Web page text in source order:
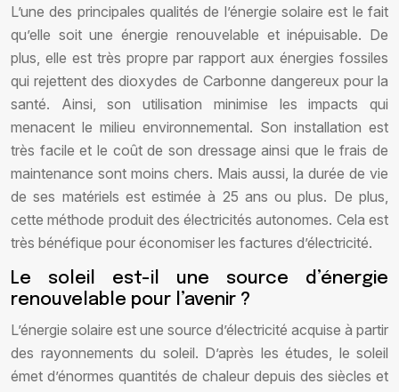
L’une des principales qualités de l’énergie solaire est le fait
qu’elle soit une énergie renouvelable et inépuisable. De
plus, elle est très propre par rapport aux énergies fossiles
qui rejettent des dioxydes de Carbonne dangereux pour la
santé. Ainsi, son utilisation minimise les impacts qui
menacent le milieu environnemental. Son installation est
très facile et le coût de son dressage ainsi que le frais de
maintenance sont moins chers. Mais aussi, la durée de vie
de ses matériels est estimée à 25 ans ou plus. De plus,
cette méthode produit des électricités autonomes. Cela est
très bénéfique pour économiser les factures d’électricité.
Le soleil est-il une source d’énergie
renouvelable pour l’avenir ?
L’énergie solaire est une source d’électricité acquise à partir
des rayonnements du soleil. D’après les études, le soleil
émet d’énormes quantités de chaleur depuis des siècles et